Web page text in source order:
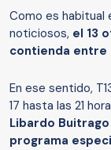
Como es habitual
noticiosos, el 13
contienda entre
En ese sentido,
17 hasta las 21
Libardo
programa